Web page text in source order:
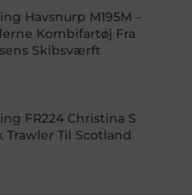
Havsnurp M195M –
Kombifartøj Fra
Skibsværft
FR224 Christina S
Trawler Til Scotland